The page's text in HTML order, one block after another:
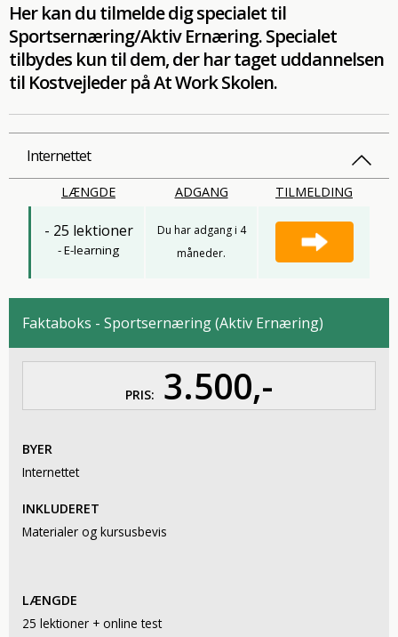
Her kan du tilmelde dig specialet til
Sportsernæring/Aktiv Ernæring. Specialet
tilbydes kun til dem, der har taget uddannelsen
til Kostvejleder på At Work Skolen.
Internettet
LÆNGDE ADGANG TILMELDING
- 25 lektioner
- E-learning
Du har adgang i 4
måneder.
Faktaboks - Sportsernæring (Aktiv Ernæring)
PRIS: 3.500,-
BYER
Internettet
INKLUDERET
Materialer og kursusbevis
LÆNGDE
25 lektioner + online test